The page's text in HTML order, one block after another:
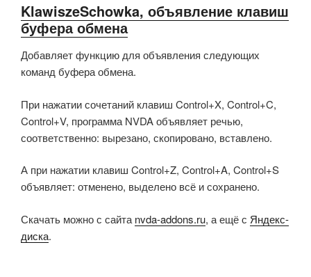
KlawiszeSchowka, объявление клавиш
буфера обмена
Добавляет функцию для объявления следующих
команд буфера обмена.
При нажатии сочетаний клавиш Control+X, Control+C,
Control+V, программа NVDA объявляет речью,
соответственно: вырезано, скопировано, вставлено.
А при нажатии клавиш Control+Z, Control+A, Control+S
объявляет: отменено, выделено всё и сохранено.
Скачать можно с сайта nvda-addons.ru, а ещё с Яндекс-
диска.